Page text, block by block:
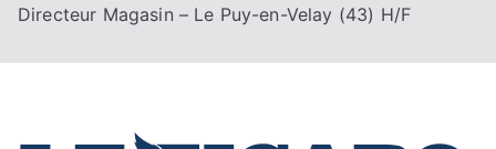
Directeur Magasin – Le Puy-en-Velay (43) H/F